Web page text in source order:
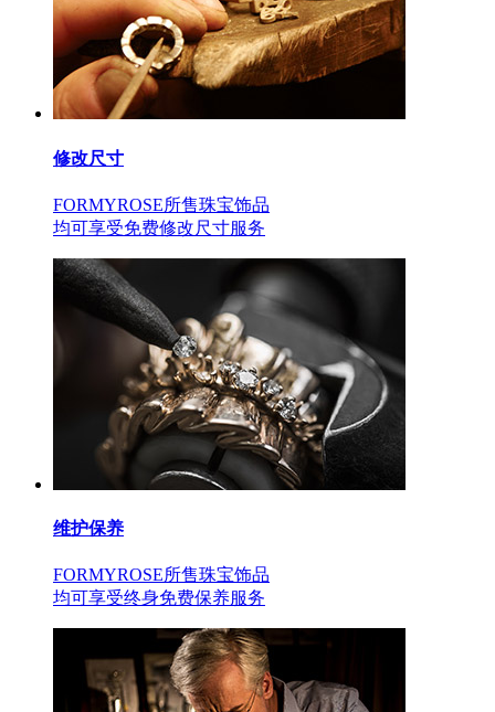
修改尺寸
FORMYROSE所售珠宝饰品
均可享受免费修改尺寸服务
维护保养
FORMYROSE所售珠宝饰品
均可享受终身免费保养服务